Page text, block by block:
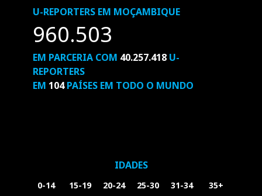
U-REPORTERS EM MOÇAMBIQUE
960.503
EM PARCERIA COM 40.257.418 U-
REPORTERS
EM 104PAÍSES EM TODO O MUNDO
IDADES
0-14 15-19 20-24 25-30 31-34 35+